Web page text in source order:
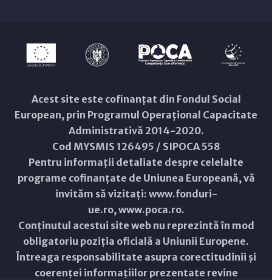
Acest site este cofinanțat din Fondul Social
European, prin Programul Operațional Capacitate
Administrativă 2014-2020.
Cod MYSMIS 126495 / SIPOCA 558
Pentru informații detaliate despre celelalte
programe cofinanțate de Uniunea Europeană, vă
invităm să vizitați: www.fonduri-
ue.ro,www.poca.ro.
Conținutul acestui site web nu reprezintă în mod
obligatoriu poziția oficială a Uniunii Europene.
Întreaga responsabilitate asupra corectitudinii și
coerenței informațiilor prezentate revine